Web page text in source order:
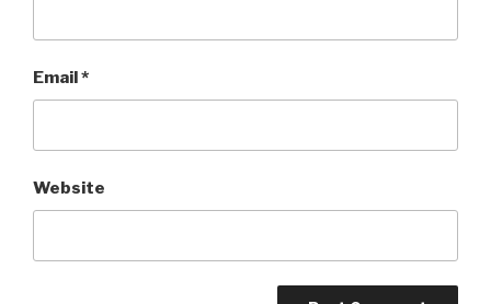
Email *
Website